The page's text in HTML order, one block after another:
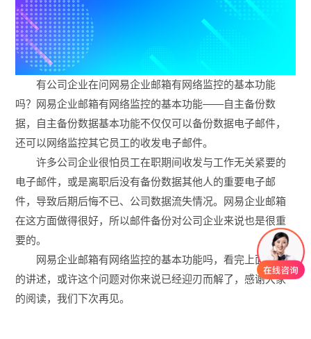
有公司企业在问网易企业邮箱有网络监控的基本功能
吗？网易企业邮箱有网络监控的基本功能——自主备份数
据，自主备份数据基本功能不仅仅可以备份数据电子邮件，
还可以网络监控其它员工的收发电子邮件。
许多公司企业很怕员工在职期间收发与工作无关紧要的
电子邮件，或是离职后没有备份数据其他人的重要电子邮
件，导致后期后悔不已、公司数据流失情况。网易企业邮箱
在这方面做得很好，所以邮件备份对公司企业来说也是很重
要的。
网易企业邮箱有网络监控的基本功能吗，看完上面我们
的讲述，或许这个问题对你来说已经迎刃而解了，感谢大家
的阅读，我们下次再见。